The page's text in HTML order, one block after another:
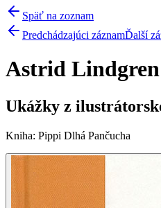
Späť na zoznam
Predchádzajúci záznamĎalší
Astrid Lindgren
Ukážky z
Kniha: Pippi Dlhá Pančucha